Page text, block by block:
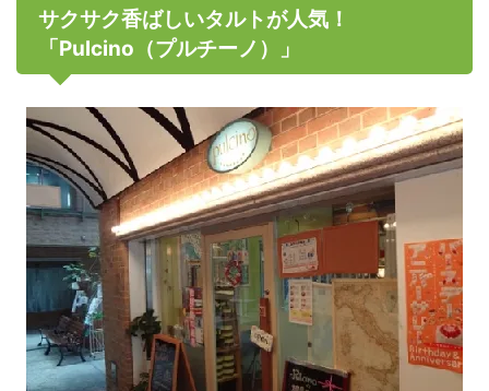
サクサク香ばしいタルトが人気！
「Pulcino（プルチーノ）」